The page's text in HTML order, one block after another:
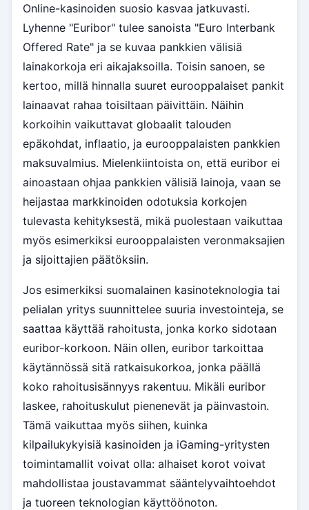
Online-kasinoiden suosio kasvaa jatkuvasti.
Lyhenne "Euribor" tulee sanoista "Euro Interbank
Offered Rate" ja se kuvaa pankkien välisiä
lainakorkoja eri aikajaksoilla. Toisin sanoen, se
kertoo, millä hinnalla suuret eurooppalaiset pankit
lainaavat rahaa toisiltaan päivittäin. Näihin
korkoihin vaikuttavat globaalit talouden
epäkohdat, inflaatio, ja eurooppalaisten pankkien
maksuvalmius. Mielenkiintoista on, että euribor ei
ainoastaan ohjaa pankkien välisiä lainoja, vaan se
heijastaa markkinoiden odotuksia korkojen
tulevasta kehityksestä, mikä puolestaan vaikuttaa
myös esimerkiksi eurooppalaisten veronmaksajien
ja sijoittajien päätöksiin.
Jos esimerkiksi suomalainen kasinoteknologia tai
pelialan yritys suunnittelee suuria investointeja, se
saattaa käyttää rahoitusta, jonka korko sidotaan
euribor-korkoon. Näin ollen, euribor tarkoittaa
käytännössä sitä ratkaisukorkoa, jonka päällä
koko rahoitusisännyys rakentuu. Mikäli euribor
laskee, rahoituskulut pienenevät ja päinvastoin.
Tämä vaikuttaa myös siihen, kuinka
kilpailukykyisiä kasinoiden ja iGaming-yritysten
toimintamallit voivat olla: alhaiset korot voivat
mahdollistaa joustavammat sääntelyvaihtoehdot
ja tuoreen teknologian käyttöönoton.